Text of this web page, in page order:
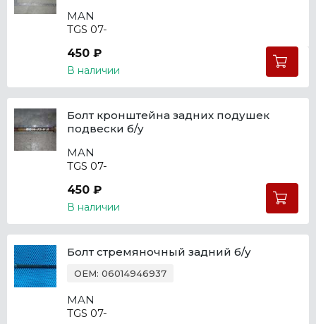
MAN
TGS 07-
450 ₽
В наличии
Болт кронштейна задних подушек
подвески б/у
MAN
TGS 07-
450 ₽
В наличии
Болт стремяночный задний б/у
OEM: 06014946937
MAN
TGS 07-